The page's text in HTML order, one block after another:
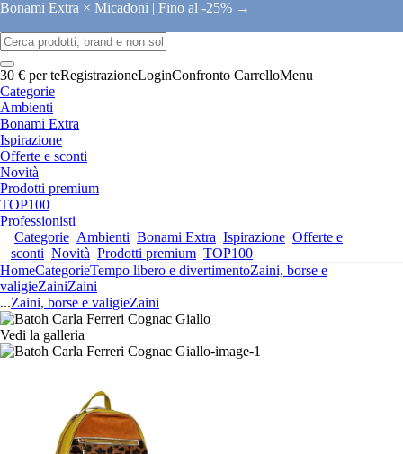
Bonami Extra × Micadoni | Fino al -25% →
30 € per teRegistrazioneLoginConfronto CarrelloMenu
Categorie
Ambienti
Bonami Extra
Ispirazione
Offerte e sconti
Novità
Prodotti premium
TOP100
Professionisti
Categorie Ambienti Bonami Extra Ispirazione Offerte e
sconti Novità Prodotti premium TOP100
HomeCategorieTempo libero e divertimentoZaini, borse e
valigieZainiZaini
...Zaini, borse e valigieZaini
Vedi la galleria